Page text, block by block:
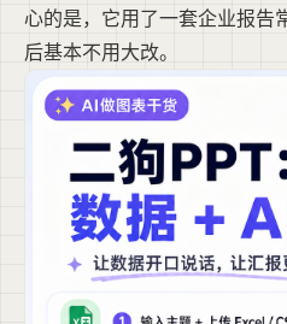
心的是，它用了一套企业报告
后基本不用大改。